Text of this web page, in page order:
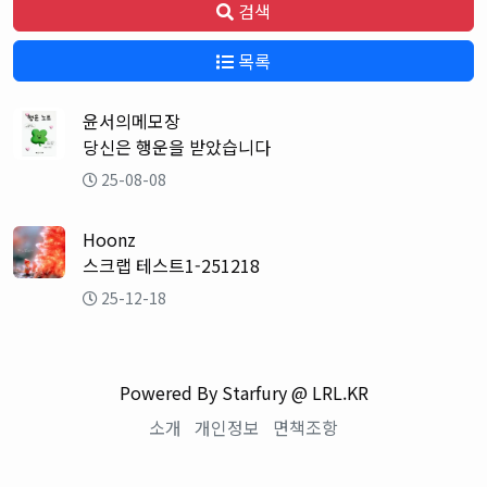
검색
목록
윤서의메모장
당신은 행운을 받았습니다
25-08-08
Hoonz
스크랩 테스트1-251218
25-12-18
Powered By Starfury @ LRL.KR
소개 개인정보 면책조항